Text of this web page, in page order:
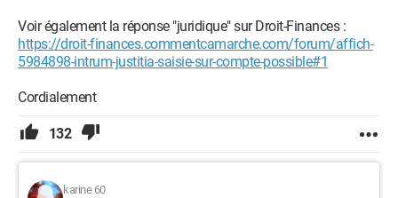
Voir également la réponse "juridique" sur Droit-Finances :
https://droit-finances.commentcamarche.com/forum/affich-
5984898-intrum-justitia-saisie-sur-compte-possible#1
Cordialement
132
karine 60